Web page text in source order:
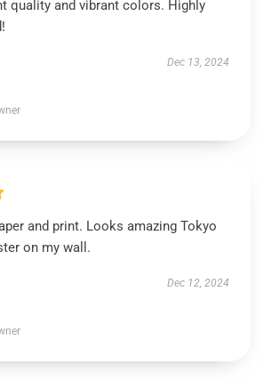
quality and vibrant colors. Highly
Dec 13, 2024
and print. Looks amazing Tokyo
on my wall.
Dec 12, 2024